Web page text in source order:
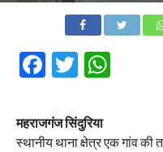
Facebook
Twitter
महराजगंज सिंदुरिया
स्थानीय थाना क्षेत्र एक गांव की